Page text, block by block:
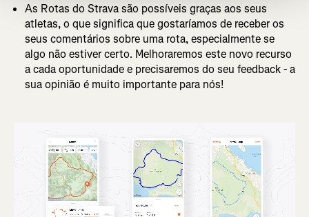
As Rotas do Strava são possíveis graças aos seus
atletas, o que significa que gostaríamos de receber os
seus comentários sobre uma rota, especialmente se
algo não estiver certo. Melhoraremos este novo recurso
a cada oportunidade e precisaremos do seu feedback - a
sua opinião é muito importante para nós!